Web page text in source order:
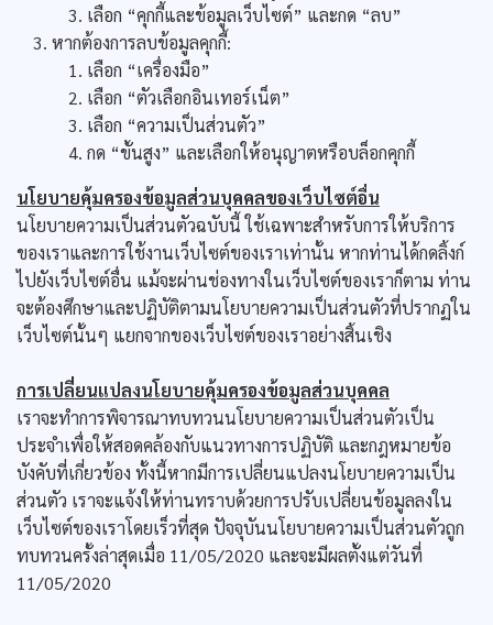
เลือก “คุกกี้และข้อมูลเว็บไซต์” และกด “ลบ”
หากต้องการลบข้อมูลคุกกี้:
เลือก “เครื่องมือ”
เลือก “ตัวเลือกอินเทอร์เน็ต”
เลือก “ความเป็นส่วนตัว”
กด “ขั้นสูง” และเลือกให้อนุญาตหรือบล็อกคุกกี้
นโยบายคุ้มครองข้อมูลส่วนบุคคลของเว็บไซต์อื่น
นโยบายความเป็นส่วนตัวฉบับนี้ ใช้เฉพาะสำหรับการให้บริการ
ของเราและการใช้งานเว็บไซต์ของเราเท่านั้น หากท่านได้กดลิ้งก์
ไปยังเว็บไซต์อื่น แม้จะผ่านช่องทางในเว็บไซต์ของเราก็ตาม ท่าน
จะต้องศึกษาและปฏิบัติตามนโยบายความเป็นส่วนตัวที่ปรากฏใน
เว็บไซต์นั้นๆ แยกจากของเว็บไซต์ของเราอย่างสิ้นเชิง
การเปลี่ยนแปลงนโยบายคุ้มครองข้อมูลส่วนบุคคล
เราจะทำการพิจารณาทบทวนนโยบายความเป็นส่วนตัวเป็น
ประจำเพื่อให้สอดคล้องกับแนวทางการปฏิบัติ และกฎหมายข้อ
บังคับที่เกี่ยวข้อง ทั้งนี้หากมีการเปลี่ยนแปลงนโยบายความเป็น
ส่วนตัว เราจะแจ้งให้ท่านทราบด้วยการปรับเปลี่ยนข้อมูลลงใน
เว็บไซต์ของเราโดยเร็วที่สุด ปัจจุบันนโยบายความเป็นส่วนตัวถูก
ทบทวนครั้งล่าสุดเมื่อ 11/05/2020 และจะมีผลตั้งแต่วันที่
11/05/2020